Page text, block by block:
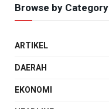
Browse by Category
ARTIKEL
DAERAH
EKONOMI